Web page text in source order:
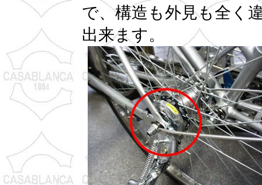
で、構造も外見も全く
出来ます。